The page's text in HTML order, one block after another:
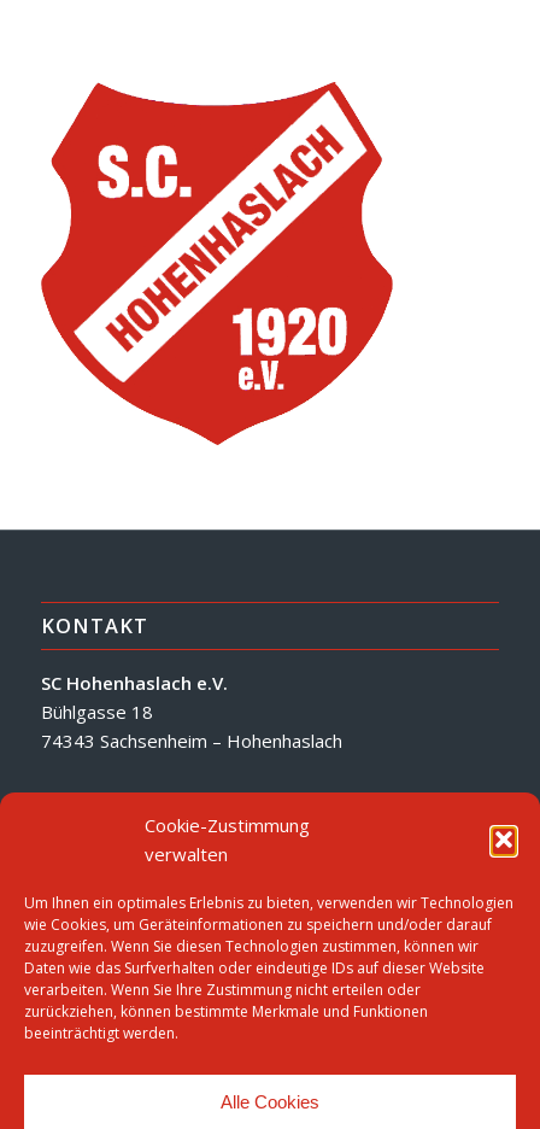
Cookie-Zustimmung
verwalten
Um Ihnen ein optimales Erlebnis zu bieten, verwenden wir Technologien
wie Cookies, um Geräteinformationen zu speichern und/oder darauf
zuzugreifen. Wenn Sie diesen Technologien zustimmen, können wir
Daten wie das Surfverhalten oder eindeutige IDs auf dieser Website
verarbeiten. Wenn Sie Ihre Zustimmung nicht erteilen oder
zurückziehen, können bestimmte Merkmale und Funktionen
beeinträchtigt werden.
Alle Cookies
KONTAKT
SC Hohenhaslach e.V.
Bühlgasse 18
74343 Sachsenheim – Hohenhaslach
INFORMATIONEN
Datenschutz
Impressum
Cookie-Richtlinien